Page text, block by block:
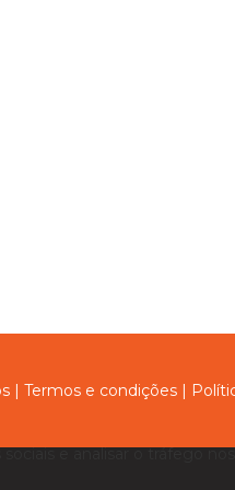
| Termos e condições |
e analisar o tráfego